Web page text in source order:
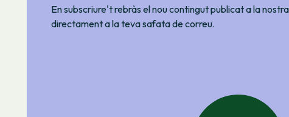
En subscriure't rebràs el nou contingut publicat a la
directament a la teva safata de correu.